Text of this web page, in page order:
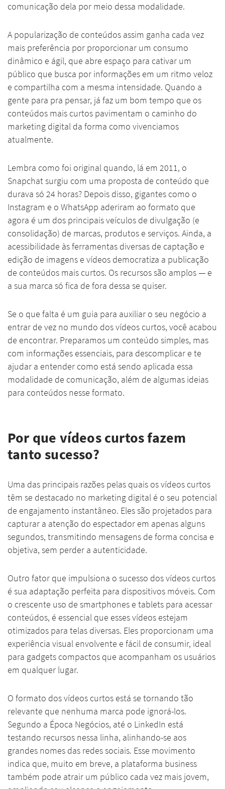
comunicação dela por meio dessa modalidade.
A popularização de conteúdos assim ganha cada vez
mais preferência por proporcionar um consumo
dinâmico e ágil, que abre espaço para cativar um
público que busca por informações em um ritmo veloz
e compartilha com a mesma intensidade. Quando a
gente para pra pensar, já faz um bom tempo que os
conteúdos mais curtos pavimentam o caminho do
marketing digital da forma como vivenciamos
atualmente.
Lembra como foi original quando, lá em 2011, o
Snapchat surgiu com uma proposta de conteúdo que
durava só 24 horas? Depois disso, gigantes como o
Instagram e o WhatsApp aderiram ao formato que
agora é um dos principais veículos de divulgação (e
consolidação) de marcas, produtos e serviços. Ainda, a
acessibilidade às ferramentas diversas de captação e
edição de imagens e vídeos democratiza a publicação
de conteúdos mais curtos. Os recursos são amplos — e
a sua marca só fica de fora dessa se quiser.
Se o que falta é um guia para auxiliar o seu negócio a
entrar de vez no mundo dos vídeos curtos, você acabou
de encontrar. Preparamos um conteúdo simples, mas
com informações essenciais, para descomplicar e te
ajudar a entender como está sendo aplicada essa
modalidade de comunicação, além de algumas ideias
para conteúdos nesse formato.
Por que vídeos curtos fazem
tanto sucesso?
Uma das principais razões pelas quais os vídeos curtos
têm se destacado no marketing digital é o seu potencial
de engajamento instantâneo. Eles são projetados para
capturar a atenção do espectador em apenas alguns
segundos, transmitindo mensagens de forma concisa e
objetiva, sem perder a autenticidade.
Outro fator que impulsiona o sucesso dos vídeos curtos
é sua adaptação perfeita para dispositivos móveis. Com
o crescente uso de smartphones e tablets para acessar
conteúdos, é essencial que esses vídeos estejam
otimizados para telas diversas. Eles proporcionam uma
experiência visual envolvente e fácil de consumir, ideal
para gadgets compactos que acompanham os usuários
em qualquer lugar.
O formato dos vídeos curtos está se tornando tão
relevante que nenhuma marca pode ignorá-los.
Segundo a Época Negócios, até o LinkedIn está
testando recursos nessa linha, alinhando-se aos
grandes nomes das redes sociais. Esse movimento
indica que, muito em breve, a plataforma business
também pode atrair um público cada vez mais jovem,